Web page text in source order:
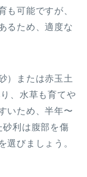
も可能ですが、
るため、適度な
）または赤玉土
、水草も育てや
いため、半年〜
砂利は腹部を傷
選びましょう。